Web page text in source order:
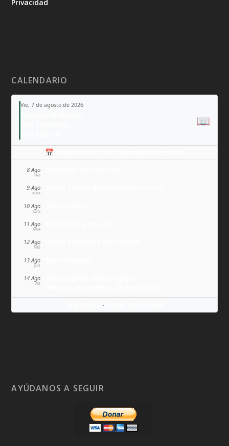
Privacidad
CALENDARIO
Vie, 7 de agosto de 2026
📖
📅 Añade todo a tu calendario personal
8 Ago
SÁB
9 Ago
DOM
10 Ago
LUN
11 Ago
MAR
12 Ago
MIÉ
13 Ago
JUE
14 Ago
VIE
·
AYÚDANOS A SEGUIR